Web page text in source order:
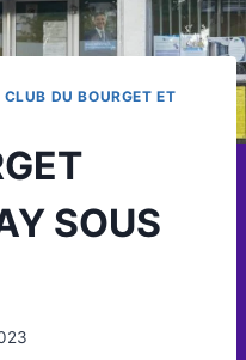
DU BOURGET ET
SOUS